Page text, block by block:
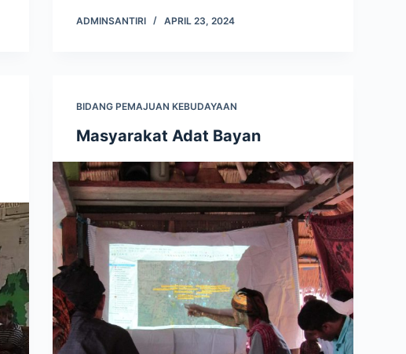
ADMINSANTIRI APRIL 23, 2024
BIDANG PEMAJUAN KEBUDAYAAN
Masyarakat Adat Bayan